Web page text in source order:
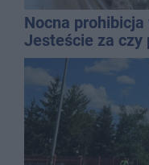
Nocna prohibicja
Jesteście za czy